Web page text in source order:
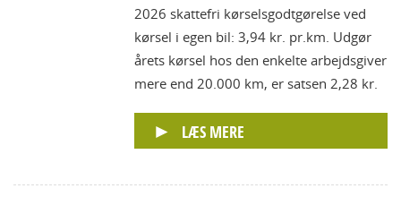
2026 skattefri kørselsgodtgørelse ved
kørsel i egen bil: 3,94 kr. pr.km. Udgør
årets kørsel hos den enkelte arbejdsgiver
mere end 20.000 km, er satsen 2,28 kr.
LÆS MERE